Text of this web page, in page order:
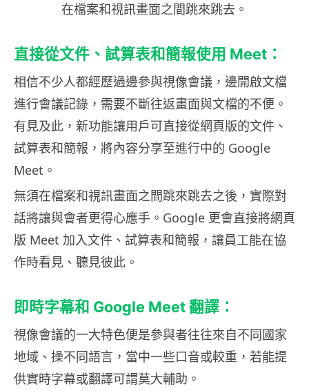
在檔案和視訊畫面之間跳來跳去。
直接從文件、試算表和簡報使用 Meet：
相信不少人都經歷過邊參與視像會議，邊開啟文檔
進行會議記錄，需要不斷往返畫面與文檔的不便。
有見及此，新功能讓用戶可直接從網頁版的文件、
試算表和簡報，將內容分享至進行中的 Google
Meet。
無須在檔案和視訊畫面之間跳來跳去之後，實際對
話將讓與會者更得心應手。Google 更會直接將網頁
版 Meet 加入文件、試算表和簡報，讓員工能在協
作時看見、聽見彼此。
即時字幕和 Google Meet 翻譯：
視像會議的一大特色便是參與者往往來自不同國家
地域、操不同語言，當中一些口音或較重，若能提
供實時字幕或翻譯可謂莫大輔助。